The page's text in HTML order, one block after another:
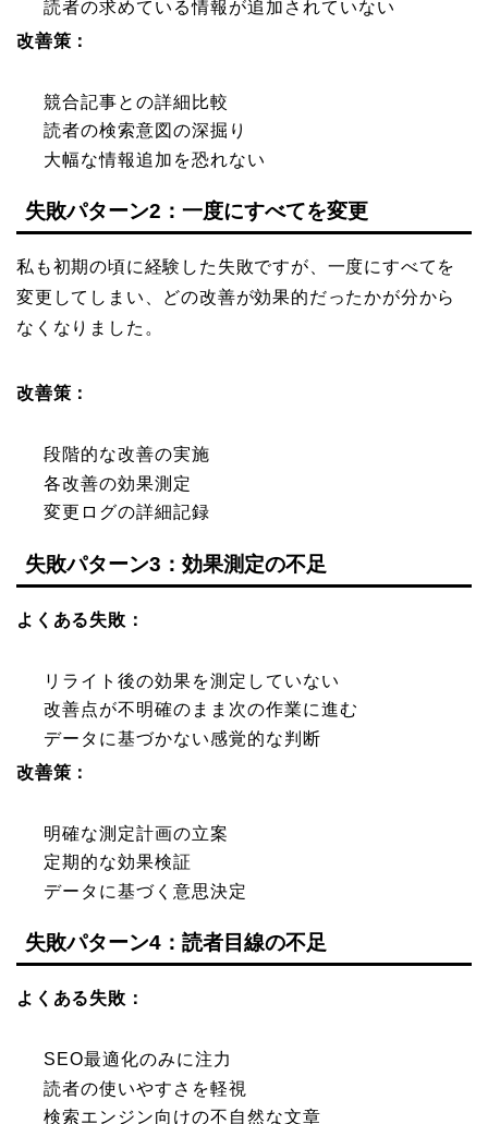
読者の求めている情報が追加されていない
改善策：
競合記事との詳細比較
読者の検索意図の深掘り
大幅な情報追加を恐れない
失敗パターン2：一度にすべてを変更
私も初期の頃に経験した失敗ですが、一度にすべてを
変更してしまい、どの改善が効果的だったかが分から
なくなりました。
改善策：
段階的な改善の実施
各改善の効果測定
変更ログの詳細記録
失敗パターン3：効果測定の不足
よくある失敗：
リライト後の効果を測定していない
改善点が不明確のまま次の作業に進む
データに基づかない感覚的な判断
改善策：
明確な測定計画の立案
定期的な効果検証
データに基づく意思決定
失敗パターン4：読者目線の不足
よくある失敗：
SEO最適化のみに注力
読者の使いやすさを軽視
検索エンジン向けの不自然な文章